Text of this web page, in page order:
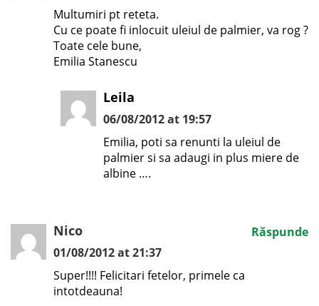
Multumiri pt reteta.
Cu ce poate fi inlocuit uleiul de palmier, va rog ?
Toate cele bune,
Emilia Stanescu
Leila
06/08/2012 at 19:57
Emilia, poti sa renunti la uleiul de
palmier si sa adaugi in plus miere de
albine ….
Nico
01/08/2012 at 21:37
Super!!!! Felicitari fetelor, primele ca
intotdeauna!
Răspunde